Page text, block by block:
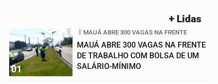
+ Lidas
01
MAUÁ ABRE 300 VAGAS NA FRENTE
MAUÁ ABRE 300 VAGAS NA FRENTE
DE TRABALHO COM BOLSA DE UM
SALÁRIO-MÍNIMO